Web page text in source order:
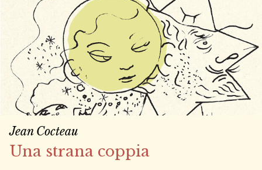
Jean Cocteau
Una strana coppia